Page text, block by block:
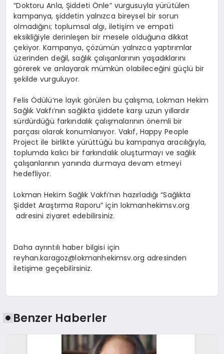
“Doktoru Anla, Şiddeti Önle” vurgusuyla yürütülen
kampanya,şiddetin yalnızca bireysel bir sorun
olmadığını; toplumsal algı, iletişim ve empati
eksikliğiyle derinleşen bir mesele olduğuna dikkat
çekiyor. Kampanya, çözümün yalnızca yaptırımlar
üzerinden değil, sağlık çalışanlarının yaşadıklarını
görerek ve anlayarak mümkün olabileceğini güçlü bir
şekilde vurguluyor.
Felis Ödülü’ne layık görülen bu çalışma, Lokman Hekim
Sağlık Vakfı’nın sağlıkta şiddete karşı uzun yıllardır
sürdürdüğü farkındalık çalışmalarının önemli bir
parçası olarak konumlanıyor. Vakıf, Happy People
Project ile birlikte yürüttüğü bu kampanya aracılığıyla,
toplumda kalıcı bir farkındalık oluşturmayı ve sağlık
çalışanlarının yanında durmaya devam etmeyi
hedefliyor.
Lokman Hekim Sağlık Vakfı’nın hazırladığı “Sağlıkta
Şiddet Araştırma Raporu” için lokmanhekimsv.org
adresini ziyaret edebilirsiniz.
Daha ayrıntılı haber bilgisi için
reyhan.karagoz@lokmanhekimsv.org adresinden
iletişime geçebilirsiniz.
Benzer Haberler